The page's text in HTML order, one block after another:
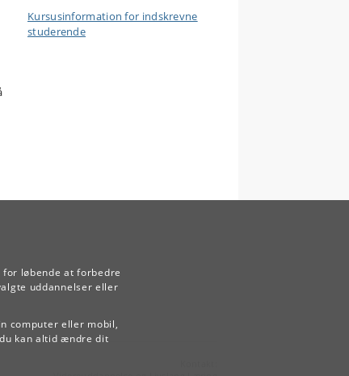
løbende at forbedre
uddannelser eller
computer eller mobil,
kan altid ændre dit
Kursusinformation for indskrevne
studerende